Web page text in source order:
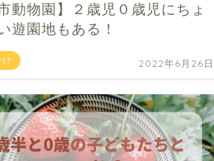
け
動物園】２歳児０歳児にちょ
遊園地もある！
2022年6月26日